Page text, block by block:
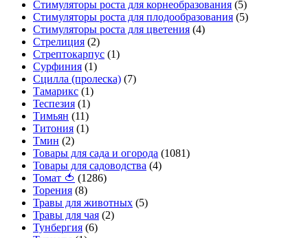
Стимуляторы роста для корнеобразования (5)
Стимуляторы роста для плодообразования (5)
Стимуляторы роста для цветения (4)
Стрелиция (2)
Стрептокарпус (1)
Сурфиния (1)
Сцилла (пролеска) (7)
Тамарикс (1)
Теспезия (1)
Тимьян (11)
Титония (1)
Тмин (2)
Товары для сада и огорода (1081)
Товары для садоводства (4)
Томат 🍅 (1286)
Торения (8)
Травы для животных (5)
Травы для чая (2)
Тунбергия (6)